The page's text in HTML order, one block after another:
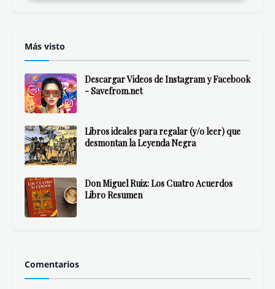
Más visto
Descargar Videos de Instagram y Facebook
- Savefrom.net
Libros ideales para regalar (y/o leer) que
desmontan la Leyenda Negra
Don Miguel Ruiz: Los Cuatro Acuerdos
Libro Resumen
Comentarios